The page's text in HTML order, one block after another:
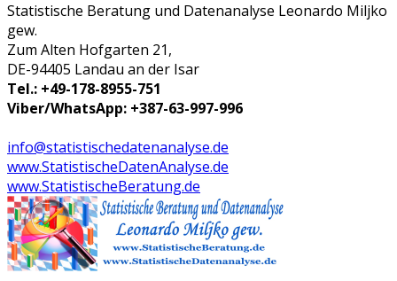
Statistische Beratung und Datenanalyse Leonardo Miljko
gew.
Zum Alten Hofgarten 21,
DE-94405 Landau an der Isar
Tel.: +49-178-8955-751
Viber/WhatsApp: +387-63-997-996
info@statistischedatenanalyse.de
www.StatistischeDatenAnalyse.de
www.StatistischeBeratung.de